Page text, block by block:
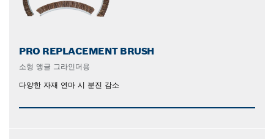
PRO REPLACEMENT BRUSH
소형 앵글 그라인더용
다양한 자재 연마 시 분진 감소